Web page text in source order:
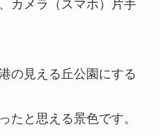
カメラ（スマホ）片手
の見える丘公園にする
たと思える景色です。